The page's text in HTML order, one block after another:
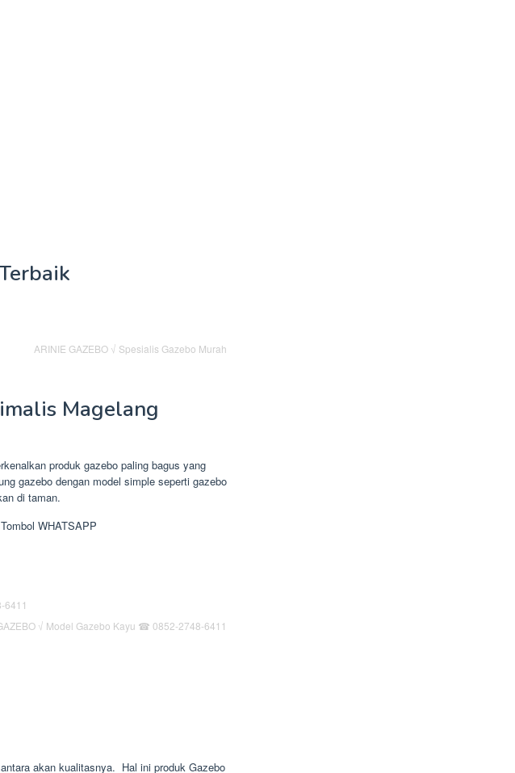
ARINIE GAZEBO √ Spesialis Gazebo Murah
Magelang
produk gazebo paling bagus yang
gazebo dengan model simple seperti gazebo
di taman.
WHATSAPP
√ Model Gazebo Kayu ☎ 0852-2748-6411
akan kualitasnya. Hal ini produk Gazebo